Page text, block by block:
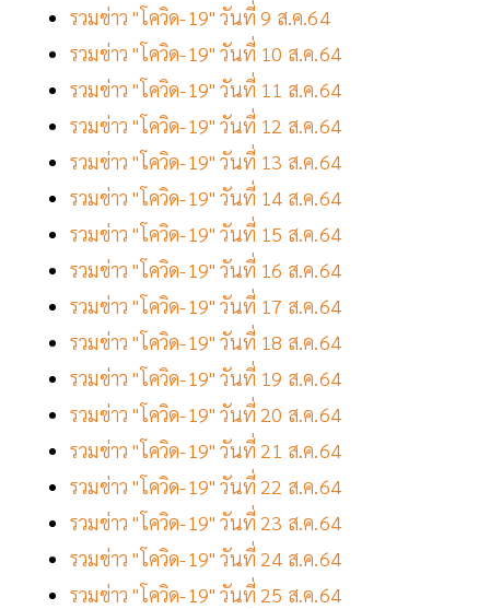
รวมข่าว "โควิด-19" วันที่ 9 ส.ค.64
รวมข่าว "โควิด-19" วันที่ 10 ส.ค.64
รวมข่าว "โควิด-19" วันที่ 11 ส.ค.64
รวมข่าว "โควิด-19" วันที่ 12 ส.ค.64
รวมข่าว "โควิด-19" วันที่ 13 ส.ค.64
รวมข่าว "โควิด-19" วันที่ 14 ส.ค.64
รวมข่าว "โควิด-19" วันที่ 15 ส.ค.64
รวมข่าว "โควิด-19" วันที่ 16 ส.ค.64
รวมข่าว "โควิด-19" วันที่ 17 ส.ค.64
รวมข่าว "โควิด-19" วันที่ 18 ส.ค.64
รวมข่าว "โควิด-19" วันที่ 19 ส.ค.64
รวมข่าว "โควิด-19" วันที่ 20 ส.ค.64
รวมข่าว "โควิด-19" วันที่ 21 ส.ค.64
รวมข่าว "โควิด-19" วันที่ 22 ส.ค.64
รวมข่าว "โควิด-19" วันที่ 23 ส.ค.64
รวมข่าว "โควิด-19" วันที่ 24 ส.ค.64
รวมข่าว "โควิด-19" วันที่ 25 ส.ค.64